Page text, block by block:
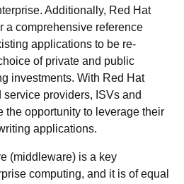
Additionally, Red Hat
a comprehensive reference
applications to be re-
of private and public
investments. With Red Hat
providers, ISVs and
the opportunity to leverage their
applications.
(middleware) is a key
computing, and it is of equal